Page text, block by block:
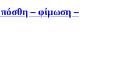
πόσθη – φίμωση –